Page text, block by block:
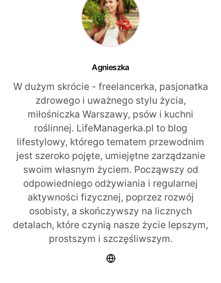
Agnieszka
W dużym skrócie - freelancerka, pasjonatka
zdrowego i uważnego stylu życia,
miłośniczka Warszawy, psów i kuchni
roślinnej. LifeManagerka.pl to blog
lifestylowy, którego tematem przewodnim
jest szeroko pojęte, umiejętne zarządzanie
swoim własnym życiem. Począwszy od
odpowiedniego odżywiania i regularnej
aktywności fizycznej, poprzez rozwój
osobisty, a skończywszy na licznych
detalach, które czynią nasze życie lepszym,
prostszym i szczęśliwszym.